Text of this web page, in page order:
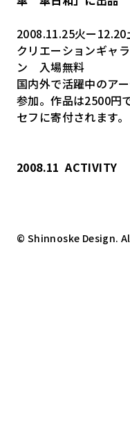
2008.11.25火ー
クリエーションギャ
ン 入場無料
国内外で活躍中のア
参加。作品は2500円
セフに寄付されます。
2008.11 ACTIVITY
© Shinnoske Design.